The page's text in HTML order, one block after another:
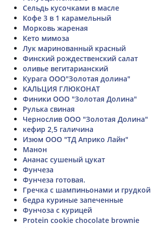
Сельдь кусочками в масле
Кофе 3 в 1 карамельный
Морковь жареная
Кето мимоза
Лук маринованный красный
Финский рождественский салат
оливье вегитарианский
Курага ООО"Золотая долина"
КАЛЬЦИЯ ГЛЮКОНАТ
Финики ООО "Золотая Долина"
Рулька свиная
Чернослив ООО "Золотая Долина"
кефир 2,5 галичина
Изюм ООО "ТД Априко Лайн"
Манон
Ананас сушеный цукат
Фунчеза
Фунчеза готовая.
Гречка с шампиньонами и грудкой
бедра куриные запеченные
Фунчоза с курицей
Protein cookie chocolate brownie